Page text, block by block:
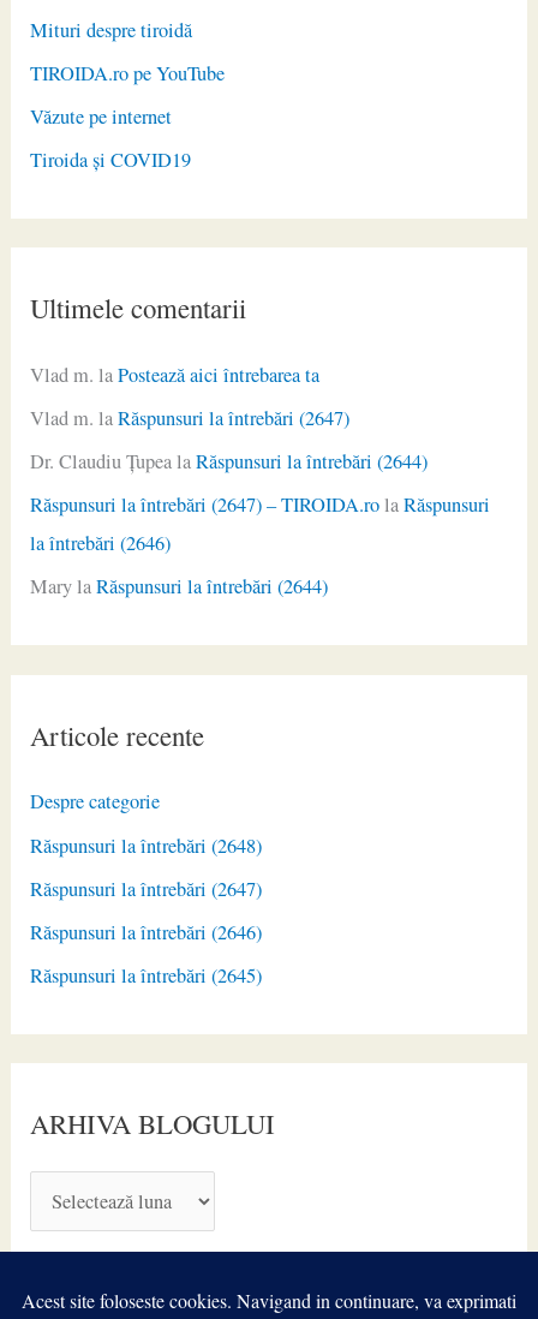
Mituri despre tiroidă
TIROIDA.ro pe YouTube
Văzute pe internet
Tiroida și COVID19
Ultimele comentarii
Vlad m. laPostează aici întrebarea ta
Vlad m. laRăspunsuri la întrebări (2647)
Dr. Claudiu ŢupealaRăspunsuri la întrebări (2644)
Răspunsuri la întrebări (2647) – TIROIDA.rolaRăspunsuri
la întrebări (2646)
MarylaRăspunsuri la întrebări (2644)
Articole recente
Despre categorie
Răspunsuri la întrebări (2648)
Răspunsuri la întrebări (2647)
Răspunsuri la întrebări (2646)
Răspunsuri la întrebări (2645)
ARHIVA BLOGULUI
R
I